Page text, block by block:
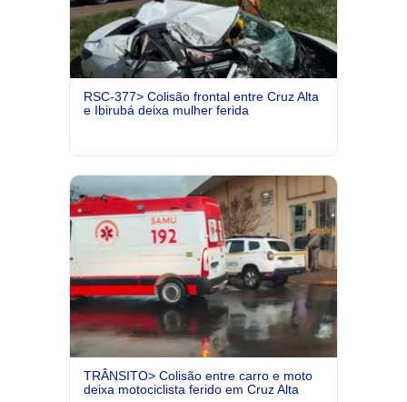
RSC-377> Colisão frontal entre Cruz Alta
e Ibirubá deixa mulher ferida
TRÂNSITO> Colisão entre carro e moto
deixa motociclista ferido em Cruz Alta